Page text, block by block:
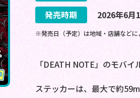
発売時期
2026年6月
※発売日（予定）は地域・店舗などに
「DEATH NOTE」のモバ
ステッカーは、最大で約